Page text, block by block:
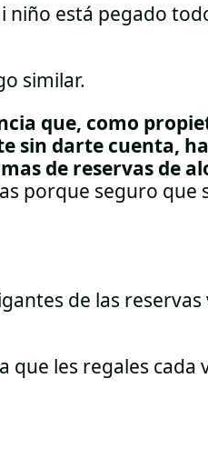
niño está pegado
similar.
que, como
sin darte cuenta,
de reservas de
porque seguro que
de las reservas
que les regales cada